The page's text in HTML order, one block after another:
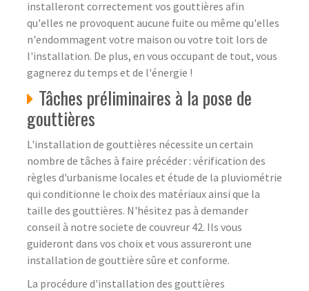
installeront correctement vos gouttières afin
qu'elles ne provoquent aucune fuite ou même qu'elles
n'endommagent votre maison ou votre toit lors de
l'installation. De plus, en vous occupant de tout, vous
gagnerez du temps et de l'énergie !
Tâches préliminaires à la pose de
gouttières
L'installation de gouttières nécessite un certain
nombre de tâches à faire précéder : vérification des
règles d'urbanisme locales et étude de la pluviométrie
qui conditionne le choix des matériaux ainsi que la
taille des gouttières. N'hésitez pas à demander
conseil à notre societe de couvreur 42. Ils vous
guideront dans vos choix et vous assureront une
installation de gouttière sûre et conforme.
La procédure d'installation des gouttières